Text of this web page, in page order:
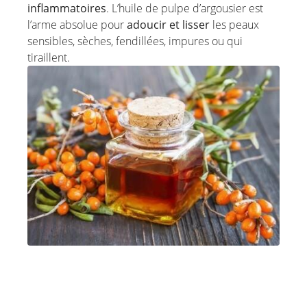
inflammatoires. L’huile de pulpe d’argousier est
l’arme absolue pouradoucir et lisser les peaux
sensibles, sèches, fendillées, impures ou qui
tiraillent.